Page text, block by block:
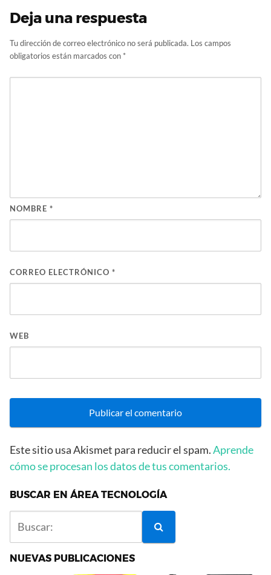
Deja una respuesta
Tu dirección de correo electrónico no será publicada. Los campos
obligatorios están marcados con *
NOMBRE *
CORREO ELECTRÓNICO *
WEB
Este sitio usa Akismet para reducir el spam.Aprende
cómo se procesan los datos de tus comentarios.
BUSCAR EN ÁREA TECNOLOGÍA
NUEVAS PUBLICACIONES